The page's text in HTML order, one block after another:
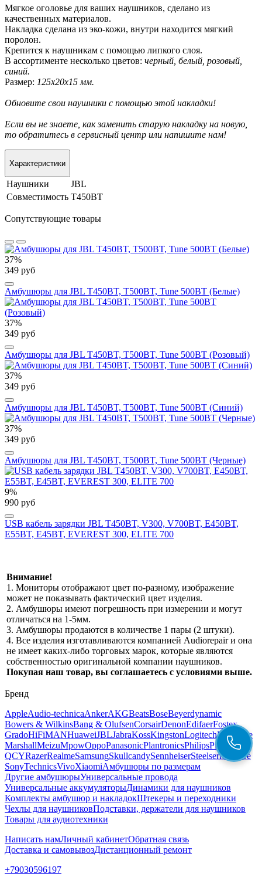
Мягкое оголовье для ваших наушников, сделано из
качественных материалов.
Накладка сделана из эко-кожи, внутри находится мягкий
поролон.
Крепится к наушникам с помощью липкого слоя.
В ассортименте несколько цветов: черный, белый, розовый,
синий.
Размер: 125х20х15 мм.
Обновите свои наушники с помощью этой накладки!
Если вы не знаете, как заменить старую накладку на новую,
то обратитесь в сервисный центр или напишите нам!
Характеристики
Наушники
JBL
Совместимость T450BT
Сопутствующие товары
37%
349 руб
Амбушюры для JBL T450BT, T500BT, Tune 500BT (Белые)
37%
349 руб
Амбушюры для JBL T450BT, T500BT, Tune 500BT (Розовый)
37%
349 руб
Амбушюры для JBL T450BT, T500BT, Tune 500BT (Синий)
37%
349 руб
Амбушюры для JBL T450BT, T500BT, Tune 500BT (Черные)
9%
990 руб
USB кабель зарядки JBL T450BT, V300, V700BT, E450BT,
E55BT, E45BT, EVEREST 300, ELITE 700
Внимание!
1. Мониторы отображают цвет по-разному, изображение
может не показывать фактический цвет изделия.
2. Амбушюры имеют погрешность при измерении и могут
отличаться на 1-5мм.
3. Амбушюры продаются в количестве 1 пары (2 штуки).
4. Все изделия изготавливаются компанией Audiorepair и она
не имеет каких-либо торговых марок, которые являются
собственностью оригинальной компании наушников.
Покупая наш товар, вы соглашаетесь с условиями выше.
Бренд
AppleAudio-technicaAnkerAKGBeatsBoseBeyerdynamic
Bowers & WilkinsBang & OlufsenCorsairDenonEdifaerFostex
GradoHiFiMANHuaweiJBLJabraKossKingstonLogitechLibratone
MarshallMeizuMpowOppoPanasonicPlantronicsPhilipsPioneer
QCYRazerRealmeSamsungSkullcandySennheiserSteelseries
Shure
SonyTechnicsVivoXiaomiАмбушюры по размерам
Другие амбушюрыУниверсальные провода
Универсальные аккумуляторыДинамики для наушников
Комплекты амбушюр и накладокШтекеры и переходники
Чехлы для наушниковПодставки, держатели для наушников
Товары для аудиотехники
Написать намЛичный кабинетОбратная связь
Доставка и самовывозДистанционный ремонт
+79030596197